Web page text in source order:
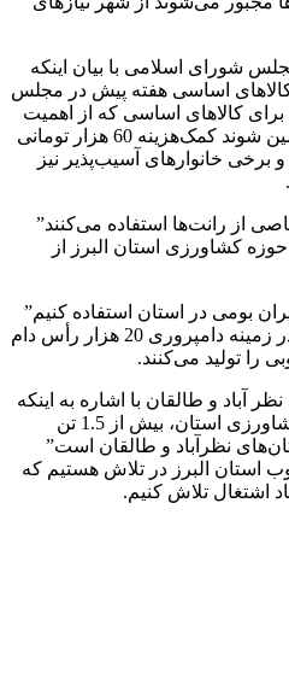
شورای اسلامی با بیان اینکه
اساسی هفته پیش در مجلس
کالاهای اساسی که از اهمیت
زیادی برخوردار هستند و باید تأمین شوند کمک‌هزینه 60 هزار تومانی
خانوارهای آسیب‌پذیر نیز
از رانت‌ها‌ استفاده می‌کنند”
کشاورزی استان البرز از
بومی در استان استفاده کنیم”
خاطرنشان‌کرد: در این منطقه در زمینه دامپروری 20 هزار رأس دام
را تولید می‌کنند.
آباد و طالقان با اشاره به اینکه
“از 2 میلیون تن از محصولات کشاورزی استان، بیش از 1.5 تن
نظرآباد و طالقان است”
استان البرز در تلاش هستیم که
اشتغال تلاش کنیم.